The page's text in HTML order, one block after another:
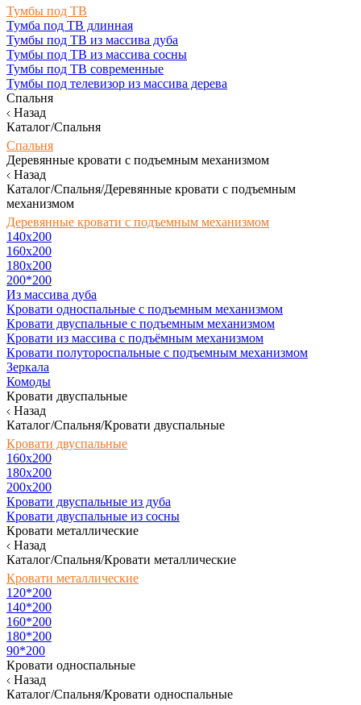
Тумбы под ТВ
Тумба под ТВ длинная
Тумбы под ТВ из массива дуба
Тумбы под ТВ из массива сосны
Тумбы под ТВ современные
Тумбы под телевизор из массива дерева
Спальня
Назад
Каталог/Спальня
Спальня
Деревянные кровати с подъемным механизмом
Назад
Каталог/Спальня/Деревянные кровати с подъемным
механизмом
Деревянные кровати с подъемным механизмом
140x200
160х200
180х200
200*200
Из массива дуба
Кровати односпальные с подъемным механизмом
Кровати двуспальные с подъемным механизмом
Кровати из массива с подъёмным механизмом
Кровати полутороспальные с подъемным механизмом
Зеркала
Комоды
Кровати двуспальные
Назад
Каталог/Спальня/Кровати двуспальные
Кровати двуспальные
160х200
180x200
200x200
Кровати двуспальные из дуба
Кровати двуспальные из сосны
Кровати металлические
Назад
Каталог/Спальня/Кровати металлические
Кровати металлические
120*200
140*200
160*200
180*200
90*200
Кровати односпальные
Назад
Каталог/Спальня/Кровати односпальные